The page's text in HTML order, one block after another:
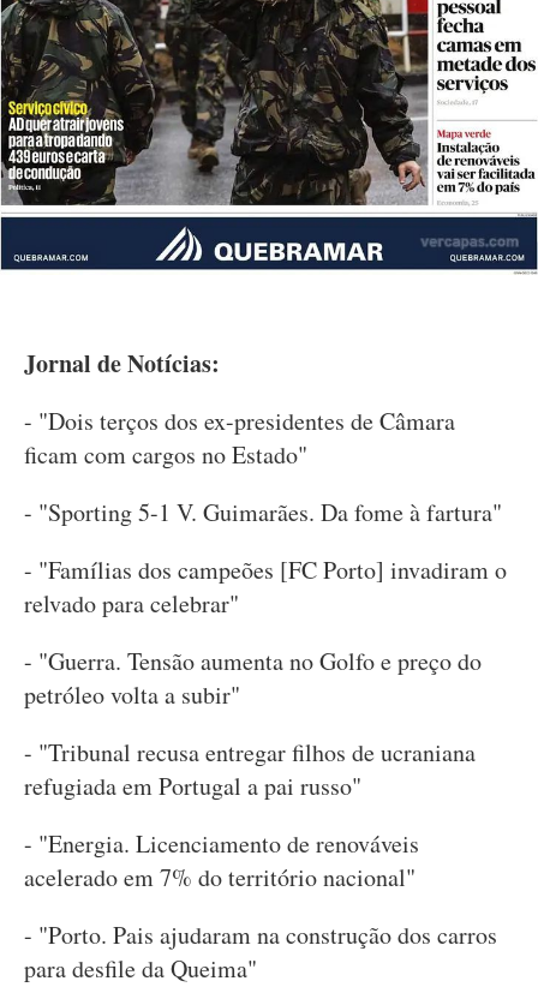
Jornal de Notícias:
- "Dois terços dos ex-presidentes de Câmara
ficam com cargos no Estado"
- "Sporting 5-1 V. Guimarães. Da fome à fartura"
- "Famílias dos campeões [FC Porto] invadiram o
relvado para celebrar"
- "Guerra. Tensão aumenta no Golfo e preço do
petróleo volta a subir"
- "Tribunal recusa entregar filhos de ucraniana
refugiada em Portugal a pai russo"
- "Energia. Licenciamento de renováveis
acelerado em 7% do território nacional"
- "Porto. Pais ajudaram na construção dos carros
para desfile da Queima"